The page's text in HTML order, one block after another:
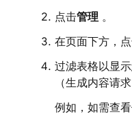
点击管理 。
在页面下方，
过滤表格以显
（生成内容请
例如，如需查